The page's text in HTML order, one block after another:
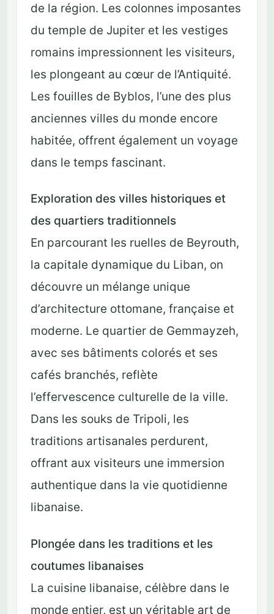
de la région. Les colonnes imposantes
du temple de Jupiter et les vestiges
romains impressionnent les visiteurs,
les plongeant au cœur de l’Antiquité.
Les fouilles de Byblos, l’une des plus
anciennes villes du monde encore
habitée, offrent également un voyage
dans le temps fascinant.
Exploration des villes historiques et
des quartiers traditionnels
En parcourant les ruelles de Beyrouth,
la capitale dynamique du Liban, on
découvre un mélange unique
d’architecture ottomane, française et
moderne. Le quartier de Gemmayzeh,
avec ses bâtiments colorés et ses
cafés branchés, reflète
l’effervescence culturelle de la ville.
Dans les souks de Tripoli, les
traditions artisanales perdurent,
offrant aux visiteurs une immersion
authentique dans la vie quotidienne
libanaise.
Plongée dans les traditions et les
coutumes libanaises
La cuisine libanaise, célèbre dans le
monde entier, est un véritable art de